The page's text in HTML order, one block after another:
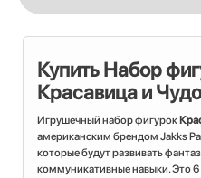
Купить Набор
Красавица и
Игрушечный набор фигурок
американским брендом Jakks
которые будут развивать
коммуникативные навыки. Это